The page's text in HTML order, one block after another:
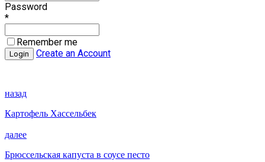
Password
*
Remember me
Create an Account
назад
Картофель Хассельбек
далее
Брюссельская капуста в соусе песто